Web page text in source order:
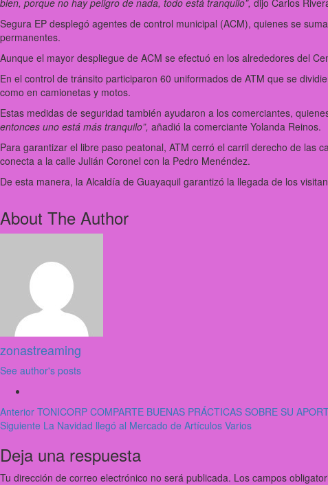
Segura EP desplegó agentes de control municipal (ACM), quienes se
permanentes.
Aunque el mayor despliegue de ACM se efectuó en los alrededores del
En el control de tránsito participaron 60 uniformados de ATM que se
como en camionetas y motos.
Estas medidas de seguridad también ayudaron a los comerciantes,
entonces uno está más tranquilo”, añadió la comerciante Yolanda Reinos.
Para garantizar el libre paso peatonal, ATM cerró el carril derecho de las
conecta a la calle Julián Coronel con la Pedro Menéndez.
De esta manera, la Alcaldía de Guayaquil garantizó la llegada de los
About The Author
zonastreaming
See author's posts
Anterior TONICORP COMPARTE BUENAS PRÁCTICAS SOBRE SU
Siguiente La Navidad llegó al Mercado de Artículos Varios
Deja una respuesta
Tu dirección de correo electrónico no será publicada. Los campos